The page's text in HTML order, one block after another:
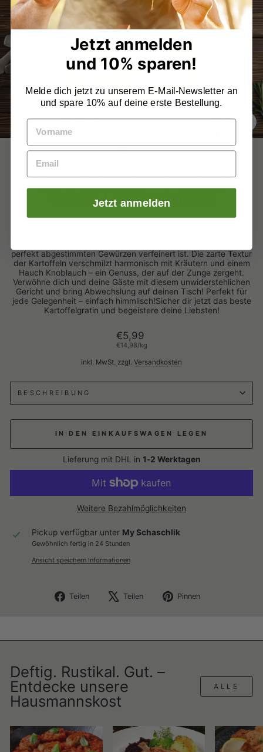
Kartoffelgratin – Cremig &
würzig | mySchaschlik
perfekt abgestimmten Gewürzen verfeinert ist. Die zarte Textur
der Kartoffeln verschmilzt harmonisch mit Kräutern und einem
Hauch Knoblauch – ein Genuss, der auf der Zunge zergeht.
Verwöhne dich und deine Gäste mit diesem unwiderstehlichen
Gericht und bring Abwechslung auf deinen Tisch! Perfekt für
jede Gelegenheit – einfach himmlisch!Sicher dir jetzt das beste
Kartoffelgratin und begeistere deine Liebsten!
Normaler
Preis
€5,99
€14,98/kg
inkl. MwSt. zzgl. Versandkosten
BESCHREIBUNG
IN DEN EINKAUFSWAGEN LEGEN
Lieferung mit DHL in 1-2 Werktagen
Weitere Bezahlmöglichkeiten
Pickup verfügbar unter My Schaschlik
Gewöhnlich fertig in 24 Stunden
Ansicht speichern Informationen
Teilen
Auf
Facebook
Teilen
Auf
Pinnen
Deftig. Rustikal. Gut. –
Entdecke unsere
Hausmannskost
ALLE
Jetzt anmelden
und 10% sparen!
Melde dich jetzt zu unserem E-Mail-Newsletter an
und spare 10% auf deine erste Bestellung.
Jetzt anmelden